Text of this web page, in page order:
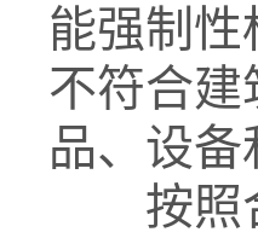
能强制
不符合
品、设
按照合